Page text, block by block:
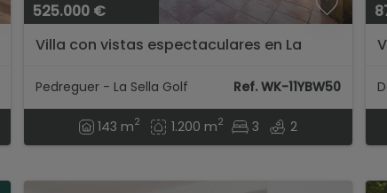
525.000 €
Villa con vistas espectaculares en La
Pedreguer - La Sella Golf Ref. WK-11YBW50
143 m2 1.200 m2 3 2